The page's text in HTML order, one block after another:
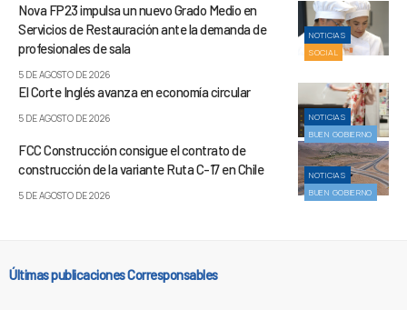
NOTICIAS
SOCIAL
Nova FP23 impulsa un nuevo Grado Medio en
Servicios de Restauración ante la demanda de
profesionales de sala
5 DE AGOSTO DE 2026
NOTICIAS
BUEN GOBIERNO
El Corte Inglés avanza en economía circular
5 DE AGOSTO DE 2026
NOTICIAS
BUEN GOBIERNO
FCC Construcción consigue el contrato de
construcción de la variante Ruta C-17 en Chile
5 DE AGOSTO DE 2026
Últimas publicaciones Corresponsables